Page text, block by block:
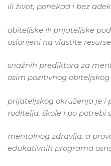
ili život, ponekad i bez
obiteljske ili prijateljske
oslonjeni na vlastite
snažnih prediktora za
osim pozitivnog obiteljskog
prijateljskog okruženja je i
roditelja, škole i po potrebi
mentalnog zdravlja, a
edukativnih programa